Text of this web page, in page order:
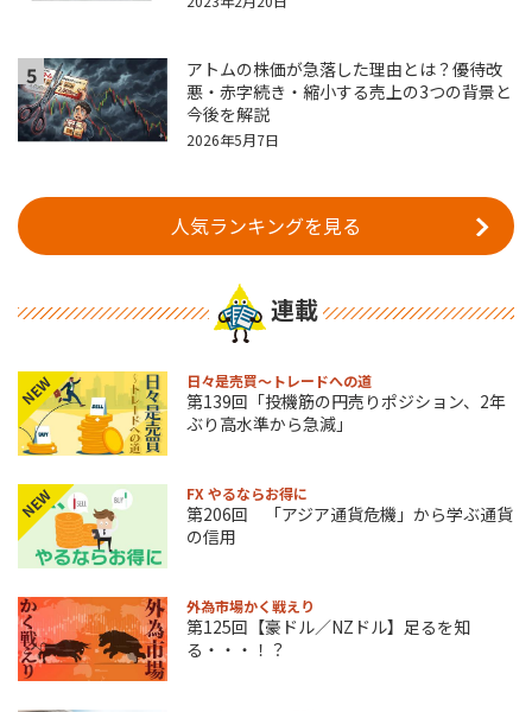
5
アトムの株価が急落した理由とは？優待改
悪・赤字続き・縮小する売上の3つの背景と
今後を解説
2026年5月7日
人気ランキングを見る
連載
NEW 日々是売買～トレードへの道
第139回「投機筋の円売りポジション、2年
ぶり高水準から急減」
NEW FX やるならお得に
第206回 「アジア通貨危機」から学ぶ通貨
の信用
外為市場かく戦えり
第125回【豪ドル／NZドル】足るを知
る・・・！？